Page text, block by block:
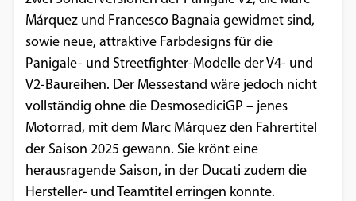
Márquez und Francesco Bagnaia gewidmet sind,
sowie neue, attraktive Farbdesigns für die
Panigale- und Streetfighter-Modelle der V4- und
V2-Baureihen. Der Messestand wäre jedoch nicht
vollständig ohne die DesmosediciGP – jenes
Motorrad, mit dem Marc Márquez den Fahrertitel
der Saison 2025 gewann. Sie krönt eine
herausragende Saison, in der Ducati zudem die
Hersteller- und Teamtitel erringen konnte.